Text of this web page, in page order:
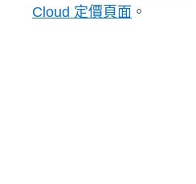
Cloud 定價頁面 。